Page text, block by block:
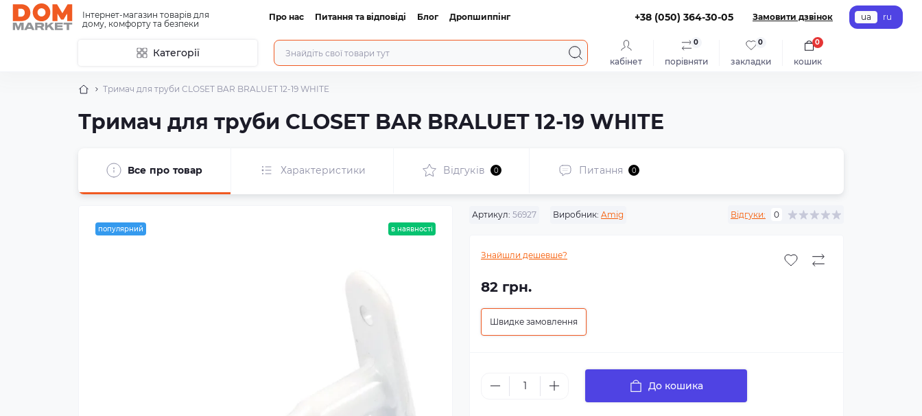
Інтернет-магазин товарів для
дому, комфорту та безпеки
Про нас Питання та відповіді Блог Дропшиппінг +38 (050) 364-30-05 Замовити дзвінок ua ru
Категорії
кабінет порівняти
0
закладки
0
кошик
0
Тримач для труби CLOSET BAR BRALUET 12-19 WHITE
Тримач для труби CLOSET BAR BRALUET 12-19 WHITE
Все про товар Характеристики Відгуків 0 Питання 0
популярний в наявності
Артикул: 56927 Виробник: Amig Відгуки: 0
Знайшли дешевше?
82 грн.
Швидке замовлення
До кошика